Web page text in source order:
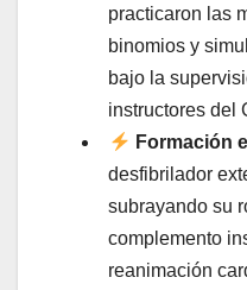
practicaron las
binomios y
bajo la
instructores del
Formación
desfibrilador
subrayando su
complemento
reanimación